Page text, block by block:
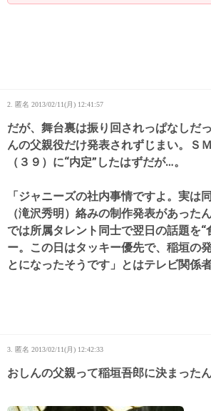
2. 匿名 2013/02/11(月) 12:41:57
だが、舞台裏は振り回されっぱなしだ
んの父親役だけ発表されずじまい。Ｓ
（３９）に“内定”したはずだが…。
「ジャニーズの社内事情ですよ。実は
（滝沢秀明）絡みの制作発表があった
では所属タレント同士で翌日の話題を“
ー。この日はタッキー優先で、稲垣の
とになったそうです」とはテレビ関係者
3. 匿名 2013/02/11(月) 12:42:33
おしんの父親って稲垣吾郎に決まった